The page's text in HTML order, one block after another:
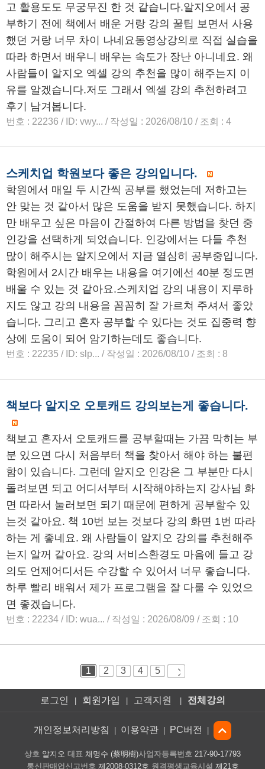
로그인 회원가입 고객지원 전체강의
개인정보처리방침 이용약관 PC버전
상호 알지오 대표 채명수 (蔡明樹)사업자등록번호 217-90-17793
통신판매업신고번호제2008-0312호 원격평생교육시설 제21호